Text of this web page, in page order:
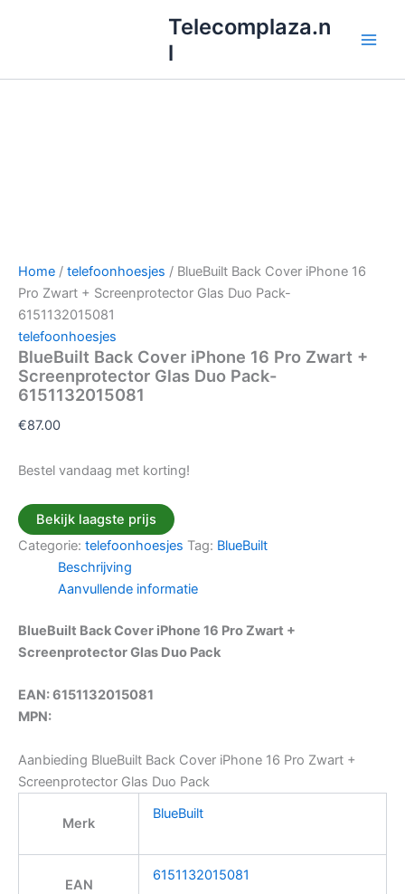
inhoud
Telecomplaza.n
l
Home / telefoonhoesjes / BlueBuilt Back Cover iPhone 16
Pro Zwart + Screenprotector Glas Duo Pack-
6151132015081
telefoonhoesjes
BlueBuilt Back Cover iPhone 16 Pro Zwart +
Screenprotector Glas Duo Pack-
6151132015081
€87.00
Bestel vandaag met korting!
Bekijk laagste prijs
Categorie: telefoonhoesjes Tag: BlueBuilt
Beschrijving
Aanvullende informatie
BlueBuilt Back Cover iPhone 16 Pro Zwart +
Screenprotector Glas Duo Pack
EAN: 6151132015081
MPN:
Aanbieding BlueBuilt Back Cover iPhone 16 Pro Zwart +
Screenprotector Glas Duo Pack
Merk
BlueBuilt
EAN
6151132015081